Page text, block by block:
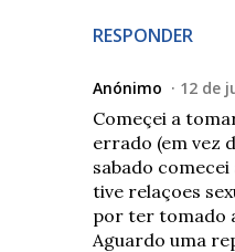
RESPONDER
Anónimo 12 de
Começei a
errado (em vez
sabado comecei
tive relaçoes
por ter tomado
Aguardo uma